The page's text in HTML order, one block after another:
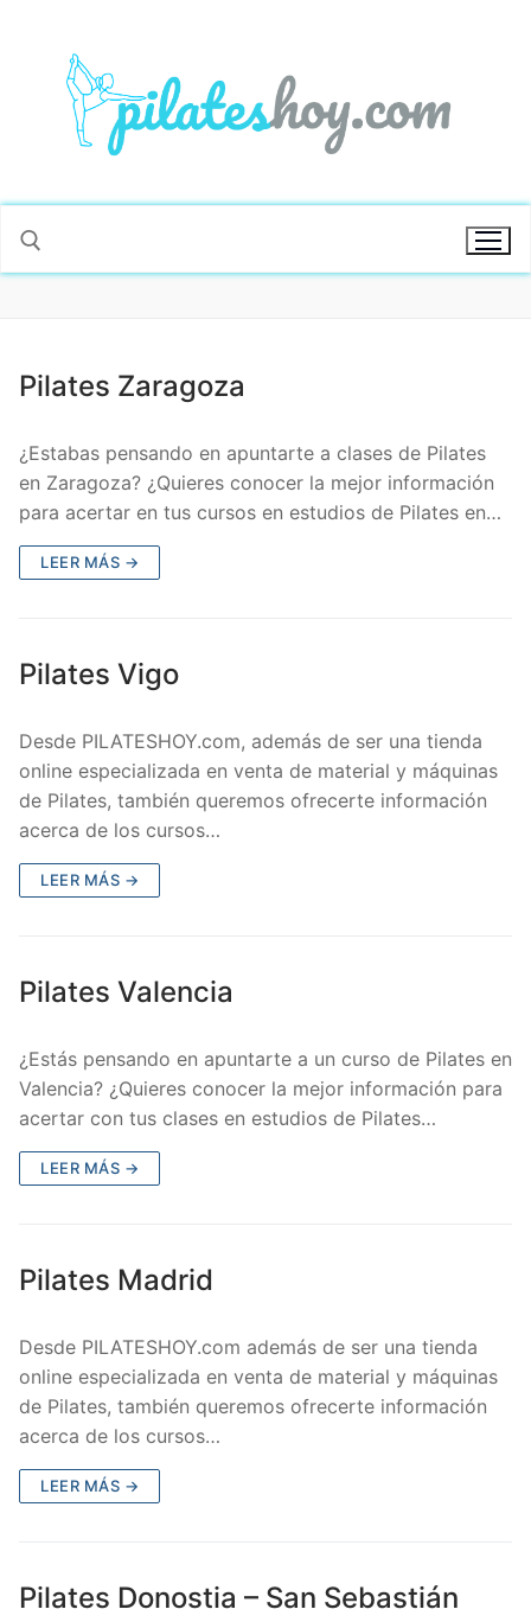
Pilates Zaragoza
¿Estabas pensando en apuntarte a clases de Pilates
en Zaragoza? ¿Quieres conocer la mejor información
para acertar en tus cursos en estudios de Pilates en…
LEER MÁS →
Pilates Vigo
Desde PILATESHOY.com, además de ser una tienda
online especializada en venta de material y máquinas
de Pilates, también queremos ofrecerte información
acerca de los cursos…
LEER MÁS →
Pilates Valencia
¿Estás pensando en apuntarte a un curso de Pilates en
Valencia? ¿Quieres conocer la mejor información para
acertar con tus clases en estudios de Pilates…
LEER MÁS →
Pilates Madrid
Desde PILATESHOY.com además de ser una tienda
online especializada en venta de material y máquinas
de Pilates, también queremos ofrecerte información
acerca de los cursos…
LEER MÁS →
Pilates Donostia – San Sebastián